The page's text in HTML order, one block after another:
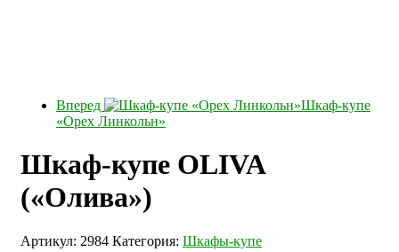
Вперед
Шкаф-купе
«Орех Линкольн»
Шкаф-купе OLIVA
(«Олива»)
Артикул: 2984 Категория: Шкафы-купе